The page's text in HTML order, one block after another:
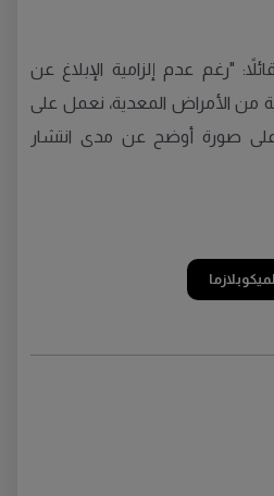
"رغم عدم إلزامية الإبلاغ عن
من الأمراض المعدية، نعمل على
على صورة أوضح عن مدى انتشار